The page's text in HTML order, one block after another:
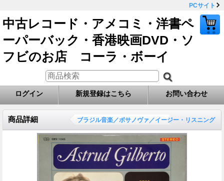
PCサイト
中古レコード・アメコミ・洋書ペ
ーパーバック・香港映画DVD・ソ
フビのお店 コーラ・ボーイ
ログイン 新規登録はこちら お問い合わせ
商品詳細 ブラジル音楽／ボサノヴァ／イージー・リスニング